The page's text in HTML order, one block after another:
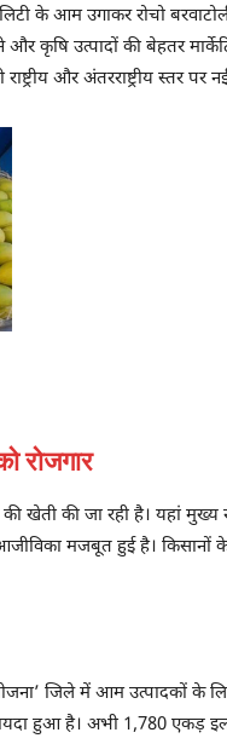
के आम उगाकर रोचो
कृषि उत्पादों की बेहतर
और अंतरराष्ट्रीय स्तर पर
रोजगार
खेती की जा रही है। यहां मुख्य
मजबूत हुई है। किसानों
जिले में आम उत्पादकों
हुआ है। अभी 1,780